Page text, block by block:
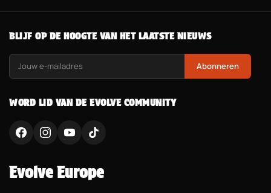
BLIJF OP DE HOOGTE VAN HET LAATSTE NIEUWS
Abonneren
WORD LID VAN DE EVOLVE COMMUNITY
Evolve Europe